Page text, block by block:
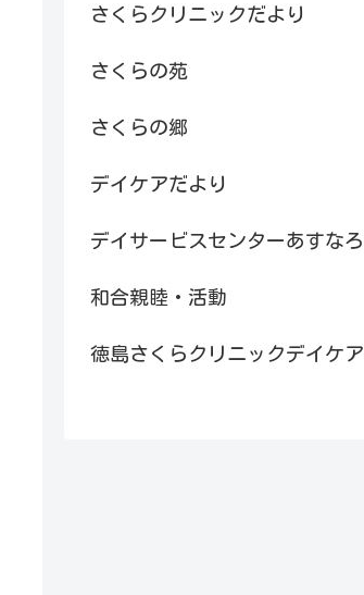
さくらクリニックだより
さくらの苑
さくらの郷
デイケアだより
デイサービスセンターあすなろ
和合親睦・活動
徳島さくらクリニックデイケア